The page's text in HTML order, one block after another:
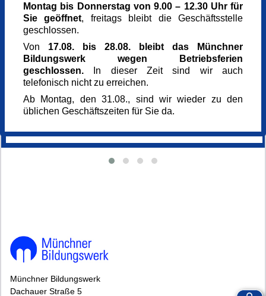
Münchner Bildungswerk
Dachauer Straße 5
Montag bis Donnerstag von 9.00 – 12.30 Uhr für
Sie geöffnet, freitags bleibt die Geschäftsstelle
geschlossen.
Von 17.08. bis 28.08. bleibt das Münchner
Bildungswerk wegen Betriebsferien
geschlossen. In dieser Zeit sind wir auch
telefonisch nicht zu erreichen.
Ab Montag, den 31.08., sind wir wieder zu den
üblichen Geschäftszeiten für Sie da.